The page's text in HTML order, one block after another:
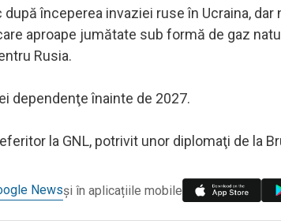
începerea invaziei ruse în Ucraina, dar
aproape jumătate sub formă de gaz
Rusia.
dependenţe înainte de 2027.
la GNL, potrivit unor diplomaţi de la
Newsși în aplicațiile mobile